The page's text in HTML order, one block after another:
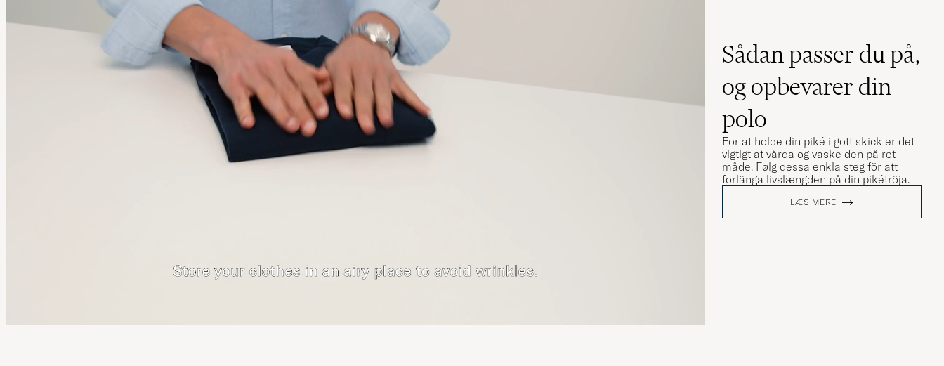
Sådan passer du på,
og opbevarer din
polo
For at holde din piké i gott skick er det
vigtigt at vårda og vaske den på ret
måde. Følg dessa enkla steg för att
forlänga livslængden på din pikétröja.
LÆS MERE